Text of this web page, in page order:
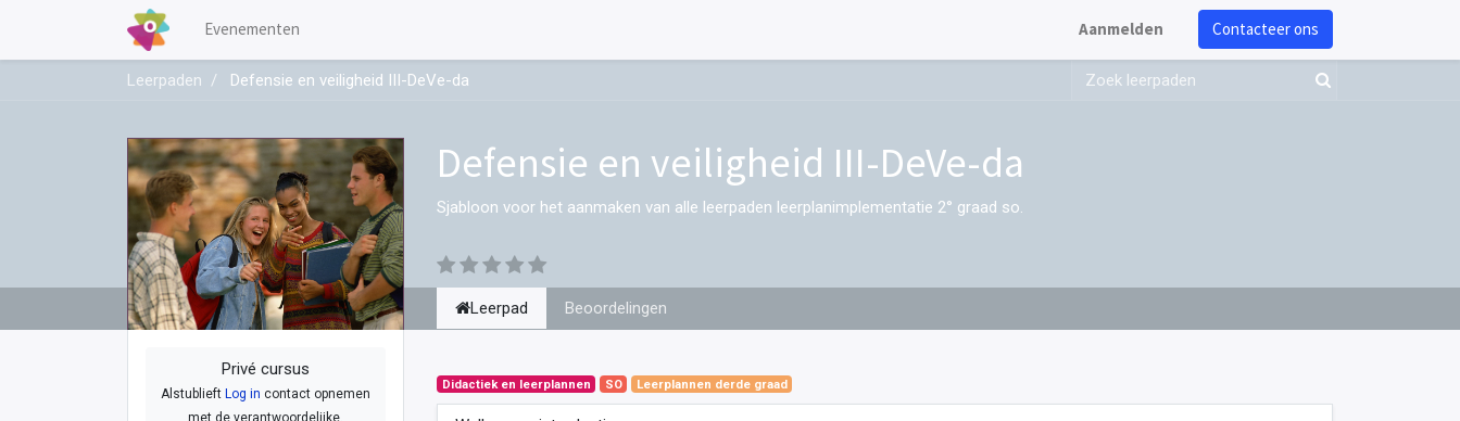
Evenementen Aanmelden Contacteer ons
Leerpaden Defensie en veiligheid III-DeVe-da
Defensie en veiligheid III-DeVe-da
Sjabloon voor het aanmaken van alle leerpaden leerplanimplementatie 2° graad so.
Privé cursus
Alstublieft Log in contact opnemen
met de verantwoordelijke.
Leerpad Beoordelingen
Didactiek en leerplannen SO Leerplannen derde graad